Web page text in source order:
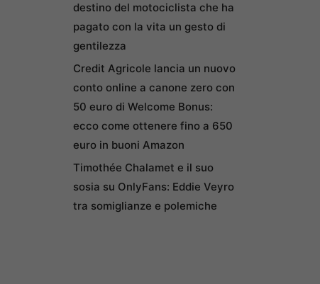
destino del motociclista che ha
pagato con la vita un gesto di
gentilezza
Credit Agricole lancia un nuovo
conto online a canone zero con
50 euro di Welcome Bonus:
ecco come ottenere fino a 650
euro in buoni Amazon
Timothée Chalamet e il suo
sosia su OnlyFans: Eddie Veyro
tra somiglianze e polemiche